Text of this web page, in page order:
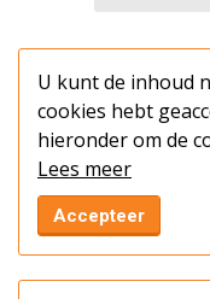
U kunt de inhoud
cookies hebt
hieronder om de
Lees meer
Accepteer